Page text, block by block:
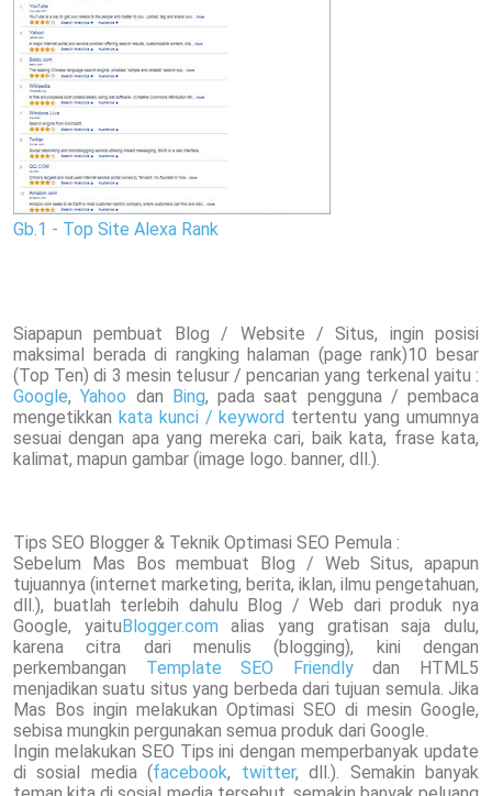
Gb.1 - Top Site Alexa Rank
Siapapun pembuat Blog / Website / Situs, ingin posisi
maksimal berada di rangking halaman (page rank)10 besar
(Top Ten) di 3 mesin telusur / pencarian yang terkenal yaitu :
Google,Yahoo dan Bing, pada saat pengguna / pembaca
mengetikkan kata kunci / keyword tertentu yang umumnya
sesuai dengan apa yang mereka cari, baik kata, frase kata,
kalimat, mapun gambar (image logo. banner, dll.).
Tips SEO Blogger & Teknik Optimasi SEO Pemula :
Sebelum Mas Bos membuat Blog / Web Situs, apapun
tujuannya (internet marketing, berita, iklan, ilmu pengetahuan,
dll.), buatlah terlebih dahulu Blog / Web dari produk nya
Google, yaituBlogger.com alias yang gratisan saja dulu,
karena citra dari menulis (blogging), kini dengan
perkembangan Template SEO Friendlydan HTML5
menjadikan suatu situs yang berbeda dari tujuan semula. Jika
Mas Bos ingin melakukan Optimasi SEO di mesin Google,
sebisa mungkin pergunakan semua produk dari Google.
Ingin melakukan SEO Tips ini dengan memperbanyak update
di sosial media (facebook, twitter, dll.). Semakin banyak